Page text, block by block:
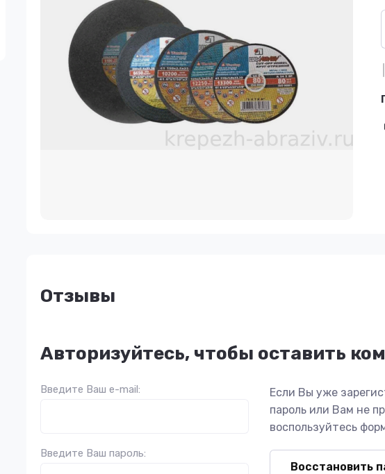
Отзывы
Авторизуйтесь, чтобы оставить
Введите Ваш e-mail:
Введите Ваш пароль:
Если Вы уже
пароль или Вам не
воспользуйтесь
Восстановить